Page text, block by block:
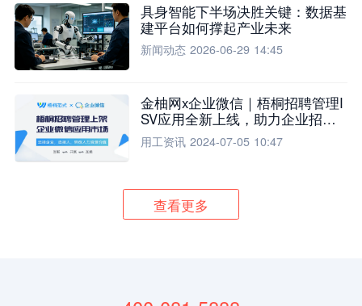
具身智能下半场决胜关键：数据基
建平台如何撑起产业未来
新闻动态 2026-06-29 14:45
金柚网x企业微信｜梧桐招聘管理I
SV应用全新上线，助力企业招聘
流程全面升级
用工资讯 2024-07-05 10:47
查看更多